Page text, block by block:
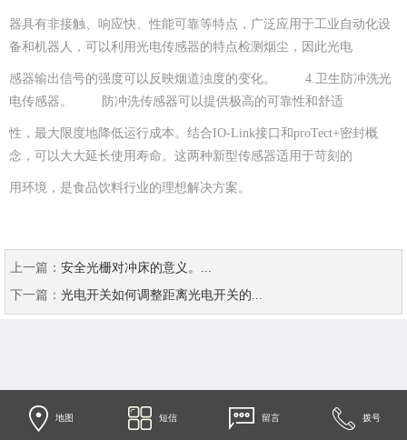
器具有非接触、响应快、性能可靠等特点，广泛应用于工业自动化设
备和机器人，可以利用光电传感器的特点检测烟尘，因此光电
感器输出信号的强度可以反映烟道浊度的变化。 4.卫生防冲洗光
电传感器。 防冲洗传感器可以提供极高的可靠性和舒适
性，最大限度地降低运行成本。结合IO-Link接口和proTect+密封概
念，可以大大延长使用寿命。这两种新型传感器适用于苛刻的
用环境，是食品饮料行业的理想解决方案。
上一篇： 安全光栅对冲床的意义。...
下一篇： 光电开关如何调整距离光电开关的...
地图 短信 留言 拨号